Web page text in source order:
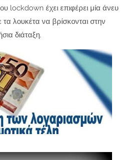
lockdown έχει επιφέρει μία άνευ
λουκέτα να βρίσκονται στην
διάταξη.